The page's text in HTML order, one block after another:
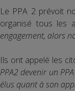
Le PPA 2 prévoit
organisé tous les
engagement, alors
Ils ont appelé les
PPA2 devenir un
élus quant à son